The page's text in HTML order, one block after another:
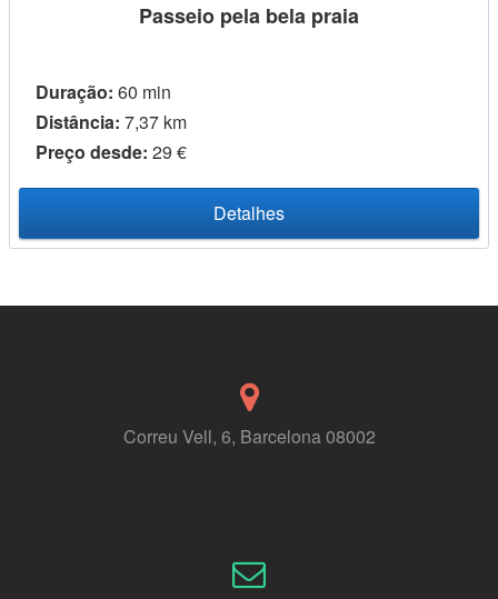
Passeio pela bela praia
Duração: 60 min
Distância: 7,37 km
Preço desde: 29 €
Detalhes
Correu Vell, 6, Barcelona 08002